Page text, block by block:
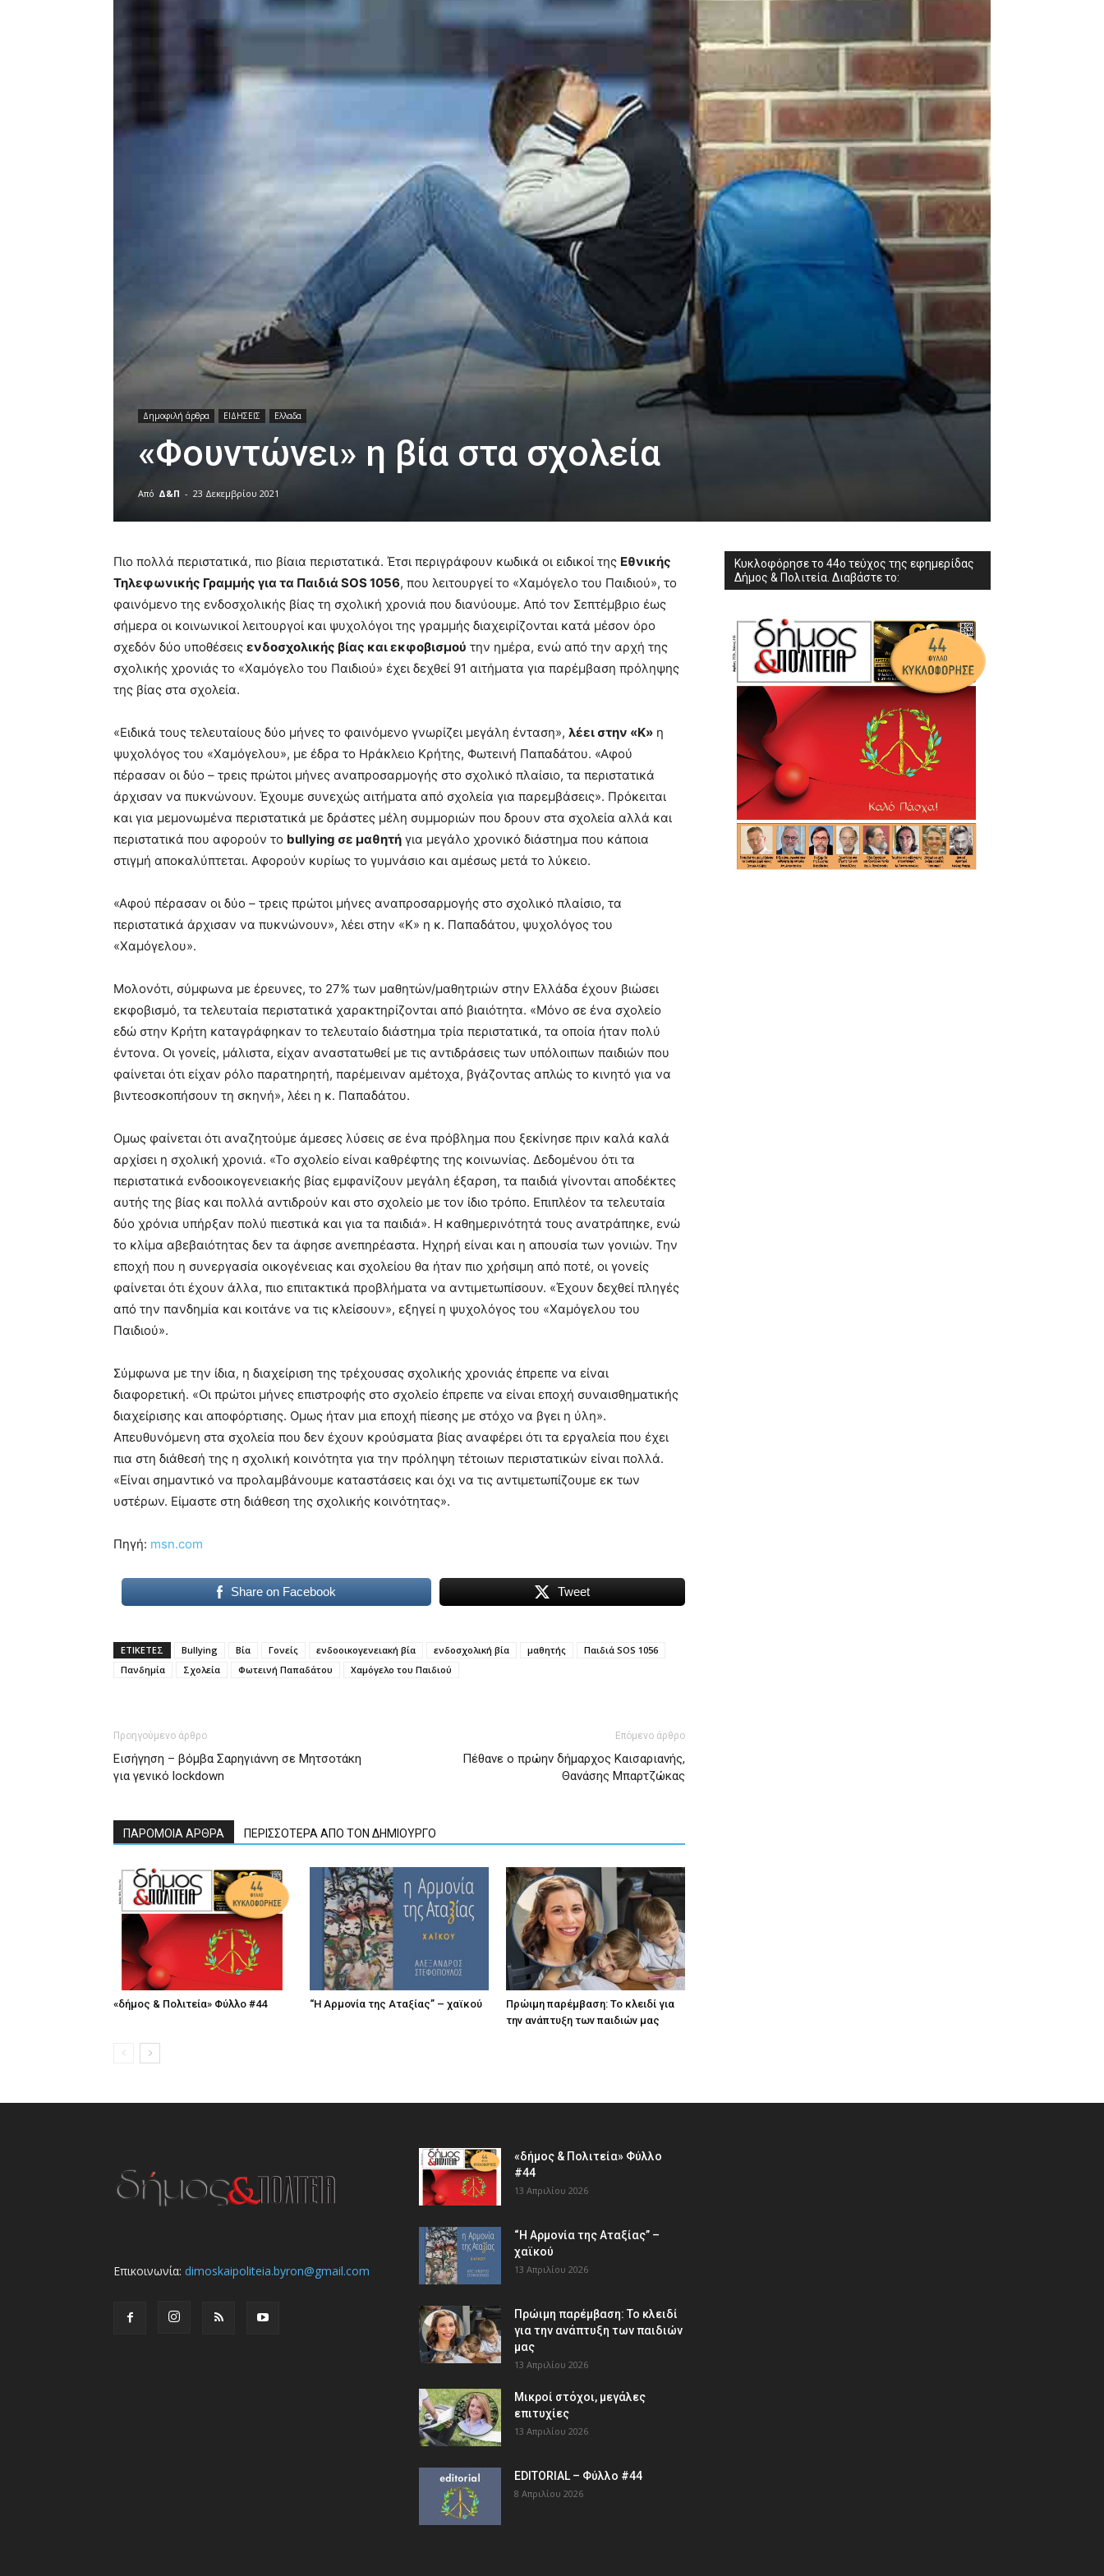
Δημοφιλή άρθρα ΕΙΔΗΣΕΙΣ Ελλαδα
«Φουντώνει» η βία στα σχολεία
Από Δ&Π - 23 Δεκεμβρίου 2021
very
hot
cam
xxx
brandi
lyons
teaches
meaning
of
pain.
pornhun
hd
porn
Πιο πολλά περιστατικά, πιο βίαια περιστατικά. Έτσι περιγράφουν κωδικά οι ειδικοί της Εθνικής
Τηλεφωνικής Γραμμής για τα Παιδιά SOS 1056, που λειτουργεί το «Χαμόγελο του Παιδιού», το
φαινόμενο της ενδοσχολικής βίας τη σχολική χρονιά που διανύουμε. Από τον Σεπτέμβριο έως
σήμερα οι κοινωνικοί λειτουργοί και ψυχολόγοι της γραμμής διαχειρίζονται κατά μέσον όρο
σχεδόν δύο υποθέσεις ενδοσχολικής βίας και εκφοβισμού την ημέρα, ενώ από την αρχή της
σχολικής χρονιάς το «Χαμόγελο του Παιδιού» έχει δεχθεί 91 αιτήματα για παρέμβαση πρόληψης
της βίας στα σχολεία.
«Ειδικά τους τελευταίους δύο μήνες το φαινόμενο γνωρίζει μεγάλη ένταση», λέει στην «Κ» η
ψυχολόγος του «Χαμόγελου», με έδρα το Ηράκλειο Κρήτης, Φωτεινή Παπαδάτου. «Αφού
πέρασαν οι δύο – τρεις πρώτοι μήνες αναπροσαρμογής στο σχολικό πλαίσιο, τα περιστατικά
άρχισαν να πυκνώνουν. Έχουμε συνεχώς αιτήματα από σχολεία για παρεμβάσεις». Πρόκειται
και για μεμονωμένα περιστατικά με δράστες μέλη συμμοριών που δρουν στα σχολεία αλλά και
περιστατικά που αφορούν το bullying σε μαθητή για μεγάλο χρονικό διάστημα που κάποια
στιγμή αποκαλύπτεται. Αφορούν κυρίως το γυμνάσιο και αμέσως μετά το λύκειο.
«Αφού πέρασαν οι δύο – τρεις πρώτοι μήνες αναπροσαρμογής στο σχολικό πλαίσιο, τα
περιστατικά άρχισαν να πυκνώνουν», λέει στην «Κ» η κ. Παπαδάτου, ψυχολόγος του
«Χαμόγελου».
Μολονότι, σύμφωνα με έρευνες, το 27% των μαθητών/μαθητριών στην Ελλάδα έχουν βιώσει
εκφοβισμό, τα τελευταία περιστατικά χαρακτηρίζονται από βιαιότητα. «Μόνο σε ένα σχολείο
εδώ στην Κρήτη καταγράφηκαν το τελευταίο διάστημα τρία περιστατικά, τα οποία ήταν πολύ
έντονα. Οι γονείς, μάλιστα, είχαν αναστατωθεί με τις αντιδράσεις των υπόλοιπων παιδιών που
φαίνεται ότι είχαν ρόλο παρατηρητή, παρέμειναν αμέτοχα, βγάζοντας απλώς το κινητό για να
βιντεοσκοπήσουν τη σκηνή», λέει η κ. Παπαδάτου.
Ομως φαίνεται ότι αναζητούμε άμεσες λύσεις σε ένα πρόβλημα που ξεκίνησε πριν καλά καλά
αρχίσει η σχολική χρονιά. «Το σχολείο είναι καθρέφτης της κοινωνίας. Δεδομένου ότι τα
περιστατικά ενδοοικογενειακής βίας εμφανίζουν μεγάλη έξαρση, τα παιδιά γίνονται αποδέκτες
αυτής της βίας και πολλά αντιδρούν και στο σχολείο με τον ίδιο τρόπο. Επιπλέον τα τελευταία
δύο χρόνια υπήρξαν πολύ πιεστικά και για τα παιδιά». Η καθημερινότητά τους ανατράπηκε, ενώ
το κλίμα αβεβαιότητας δεν τα άφησε ανεπηρέαστα. Ηχηρή είναι και η απουσία των γονιών. Την
εποχή που η συνεργασία οικογένειας και σχολείου θα ήταν πιο χρήσιμη από ποτέ, οι γονείς
φαίνεται ότι έχουν άλλα, πιο επιτακτικά προβλήματα να αντιμετωπίσουν. «Έχουν δεχθεί πληγές
από την πανδημία και κοιτάνε να τις κλείσουν», εξηγεί η ψυχολόγος του «Χαμόγελου του
Παιδιού».
Σύμφωνα με την ίδια, η διαχείριση της τρέχουσας σχολικής χρονιάς έπρεπε να είναι
διαφορετική. «Οι πρώτοι μήνες επιστροφής στο σχολείο έπρεπε να είναι εποχή συναισθηματικής
διαχείρισης και αποφόρτισης. Ομως ήταν μια εποχή πίεσης με στόχο να βγει η ύλη».
Απευθυνόμενη στα σχολεία που δεν έχουν κρούσματα βίας αναφέρει ότι τα εργαλεία που έχει
πια στη διάθεσή της η σχολική κοινότητα για την πρόληψη τέτοιων περιστατικών είναι πολλά.
«Είναι σημαντικό να προλαμβάνουμε καταστάσεις και όχι να τις αντιμετωπίζουμε εκ των
υστέρων. Είμαστε στη διάθεση της σχολικής κοινότητας».
Πηγή: msn.com
Share on Facebook Tweet
ΕΤΙΚΕΤΕΣ Bullying Βία Γονείς ενδοοικογενειακή βία ενδοσχολική βία μαθητής
Παιδιά SOS 1056
Πανδημία
Σχολεία Φωτεινή Παπαδάτου Χαμόγελο του Παιδιού
Προηγούμενο άρθρο
Εισήγηση – βόμβα Σαρηγιάννη σε Μητσοτάκη
για γενικό lockdown
Επόμενο άρθρο
Πέθανε ο πρώην δήμαρχος Καισαριανής,
Θανάσης Μπαρτζώκας
ΠΑΡΟΜΟΙΑ ΑΡΘΡΑ ΠΕΡΙΣΣΟΤΕΡΑ ΑΠΟ ΤΟΝ ΔΗΜΙΟΥΡΓΟ
«δήμος & Πολιτεία» Φύλλο #44 “Η Αρμονία της Αταξίας” – χαϊκού
Πρώιμη παρέμβαση: Το κλειδί για
την ανάπτυξη των παιδιών µας
Κυκλοφόρησε το 44ο τεύχος της εφημερίδας
Δήμος & Πολιτεία. Διαβάστε το:
Επικοινωνία: dimoskaipoliteia.byron@gmail.com
«δήμος & Πολιτεία» Φύλλο
#44
13 Απριλίου 2026
“Η Αρμονία της Αταξίας” –
χαϊκού
13 Απριλίου 2026
Πρώιμη παρέμβαση: Το κλειδί
για την ανάπτυξη των παιδιών
µας
13 Απριλίου 2026
Μικροί στόχοι, μεγάλες
επιτυχίες
13 Απριλίου 2026
EDITORIAL – Φύλλο #44
8 Απριλίου 2026